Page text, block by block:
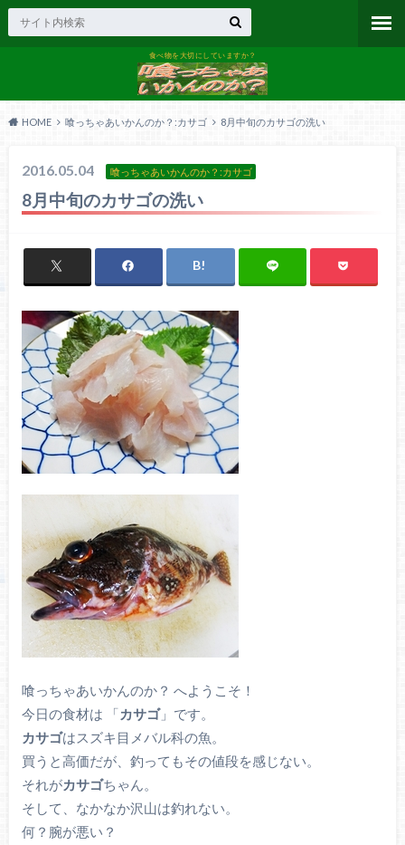
食べ物を大切にしていますか？
HOME 喰っちゃあいかんのか？:カサゴ 8月中旬のカサゴの洗い
2016.05.04 喰っちゃあいかんのか？:カサゴ
8月中旬のカサゴの洗い
喰っちゃあいかんのか？ へようこそ！
今日の食材は 「カサゴ」です。
カサゴはスズキ目メバル科の魚。
買うと高価だが、釣ってもその値段を感じない。
それがカサゴちゃん。
そして、なかなか沢山は釣れない。
何？腕が悪い？